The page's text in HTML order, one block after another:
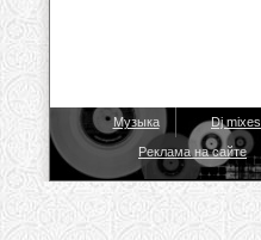
Музыка Dj mixes
Реклама на сайте